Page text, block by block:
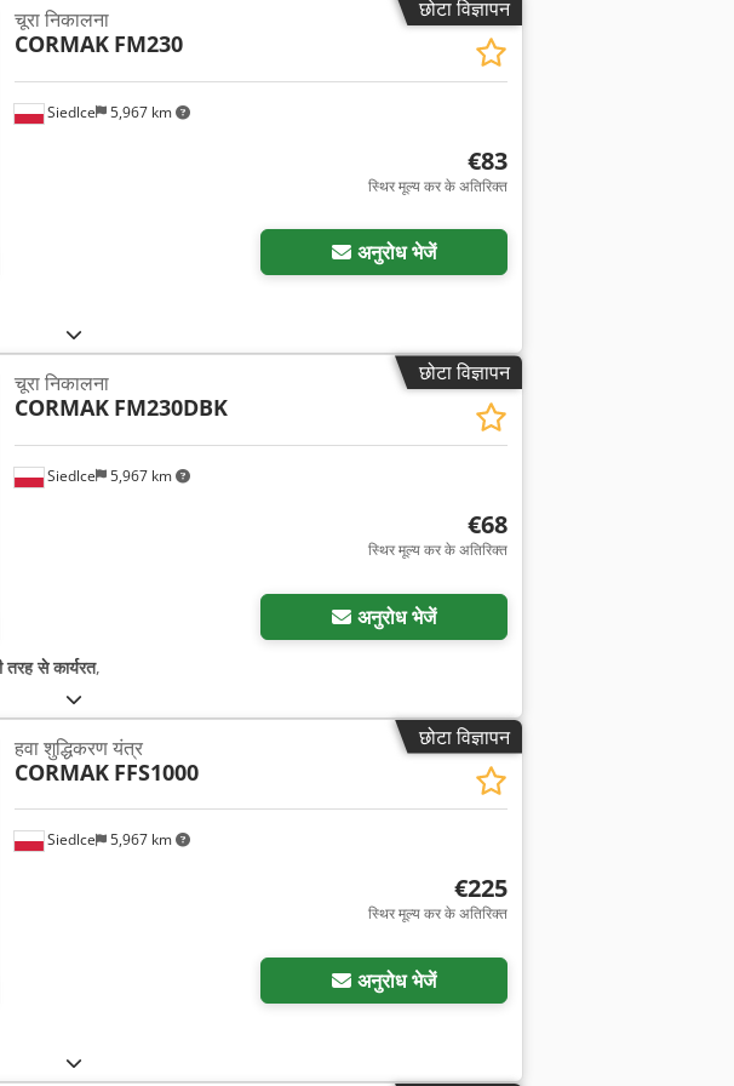
छोटा विज्ञापन
Siedlce 5,967 km
चूरा निकालना
CORMAK FM230
€83
स्थिर मूल्य कर के अतिरिक्त
अनुरोध भेजें
छोटा विज्ञापन
Siedlce 5,967 km
चूरा निकालना
CORMAK FM230DBK
€68
स्थिर मूल्य कर के अतिरिक्त
अनुरोध भेजें
तरह से कार्यरत,
छोटा विज्ञापन
Siedlce 5,967 km
हवा शुद्धिकरण यंत्र
CORMAK FFS1000
€225
स्थिर मूल्य कर के अतिरिक्त
अनुरोध भेजें